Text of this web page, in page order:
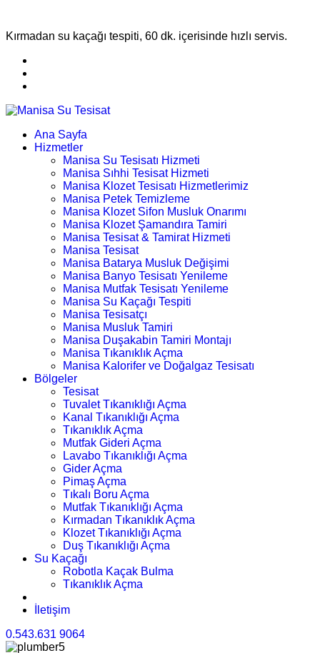
Kırmadan su kaçağı tespiti, 60 dk. içerisinde hızlı servis.
Ana Sayfa
Hizmetler
Manisa Su Tesisatı Hizmeti
Manisa Sıhhi Tesisat Hizmeti
Manisa Klozet Tesisatı Hizmetlerimiz
Manisa Petek Temizleme
Manisa Klozet Sifon Musluk Onarımı
Manisa Klozet Şamandıra Tamiri
Manisa Tesisat & Tamirat Hizmeti
Manisa Tesisat
Manisa Batarya Musluk Değişimi
Manisa Banyo Tesisatı Yenileme
Manisa Mutfak Tesisatı Yenileme
Manisa Su Kaçağı Tespiti
Manisa Tesisatçı
Manisa Musluk Tamiri
Manisa Duşakabin Tamiri Montajı
Manisa Tıkanıklık Açma
Manisa Kalorifer ve Doğalgaz Tesisatı
Bölgeler
Tesisat
Tuvalet Tıkanıklığı Açma
Kanal Tıkanıklığı Açma
Tıkanıklık Açma
Mutfak Gideri Açma
Lavabo Tıkanıklığı Açma
Gider Açma
Pimaş Açma
Tıkalı Boru Açma
Mutfak Tıkanıklığı Açma
Kırmadan Tıkanıklık Açma
Klozet Tıkanıklığı Açma
Duş Tıkanıklığı Açma
Su Kaçağı
Robotla Kaçak Bulma
Tıkanıklık Açma
İletişim
0.543.631 9064